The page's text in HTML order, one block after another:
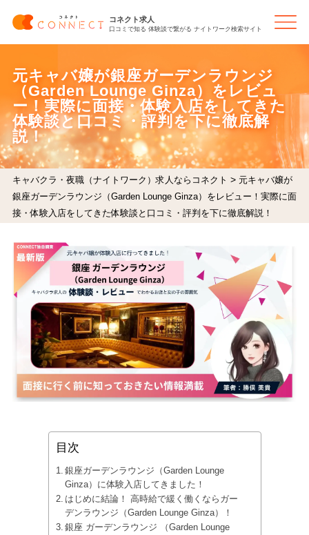
コネクト求人
口コミで知る 体験談で繋がる ナイトワーク検索サイト
元キャバ嬢が銀座ガーデンラウンジ
（Garden Lounge Ginza）をレビュ
ー！実際に面接・体験入店をしてきた
体験談と口コミ・評判を下に徹底解
説！
キャバクラ・夜職（ナイトワーク）求人ならコネクト > 元キャバ嬢が
銀座ガーデンラウンジ（Garden Lounge Ginza）をレビュー！実際に面
接・体験入店をしてきた体験談と口コミ・評判を下に徹底解説！
目次
銀座ガーデンラウンジ（Garden Lounge
Ginza）に体験入店してきました！
はじめに結論！ 高時給で緩く働くならガー
デンラウンジ（Garden Lounge Ginza）！
銀座 ガーデンラウンジ （Garden Lounge